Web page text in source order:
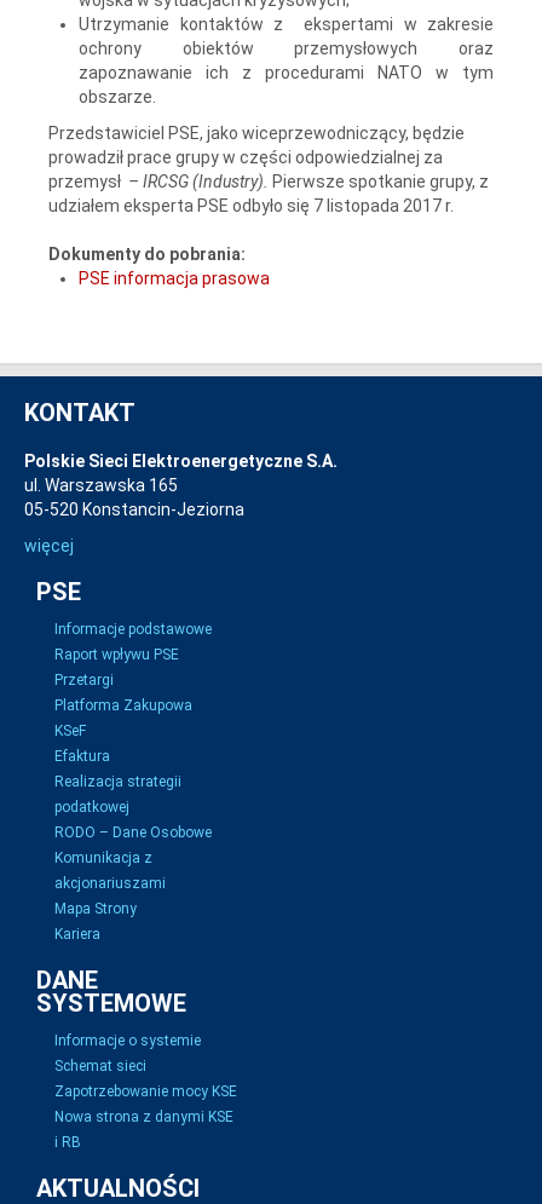
Utrzymanie kontaktów z ekspertami w zakresie
ochrony obiektów przemysłowych oraz
zapoznawanie ich z procedurami NATO w tym
obszarze.
Przedstawiciel PSE, jako wiceprzewodniczący, będzie
prowadził prace grupy w części odpowiedzialnej za
przemysł – IRCSG (Industry).
Pierwsze spotkanie grupy, z
udziałem eksperta PSE odbyło się 7 listopada 2017 r.
Dokumenty do pobrania:
PSE informacja prasowa
KONTAKT
Polskie Sieci Elektroenergetyczne S.A.
ul. Warszawska 165
05-520 Konstancin-Jeziorna
więcej
PSE
Informacje podstawowe
Raport wpływu PSE
Przetargi
Platforma Zakupowa
KSeF
Efaktura
Realizacja strategii
podatkowej
RODO – Dane Osobowe
Komunikacja z
akcjonariuszami
Mapa Strony
Kariera
DANE
SYSTEMOWE
Informacje o systemie
Schemat sieci
Zapotrzebowanie mocy KSE
Nowa strona z danymi KSE
i RB
AKTUALNOŚCI